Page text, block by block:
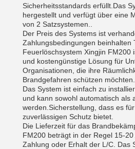
Sicherheitsstandards erfüllt.Das
hergestellt und verfügt über eine
von 2 Satzsystemen..
Der Preis des Systems ist
Zahlungsbedingungen beinhalten
Feuerlöschsystem Xingjin FM200
und kostengünstige Lösung für
Organisationen, die ihre
Brandgefahren schützen möchten.
Das System ist einfach zu
und kann sowohl automatisch als
werden.Sicherstellung, dass es
zuverlässigen Schutz bietet.
Die Lieferzeit für das
FM200 beträgt in der Regel 15-
Zahlung oder Erhalt der L/C. Das